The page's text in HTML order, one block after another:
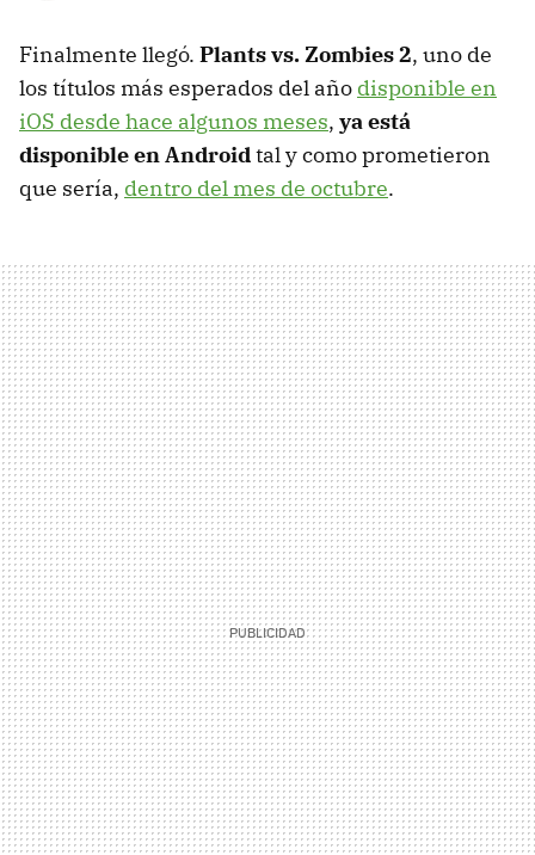
Finalmente llegó. Plants vs. Zombies 2, uno de
los títulos más esperados del año disponible en
iOS desde hace algunos meses, ya está
disponible en Androidtal y como prometieron
que sería, dentro del mes de octubre.